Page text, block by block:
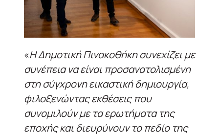
«Η Δημοτική Πινακοθήκη συνεχίζει με
συνέπεια να είναι προσανατολισμένη
στη σύγχρονη εικαστική δημιουργία,
φιλοξενώντας εκθέσεις που
συνομιλούν με τα ερωτήματα της
εποχής και διευρύνουν το πεδίο της